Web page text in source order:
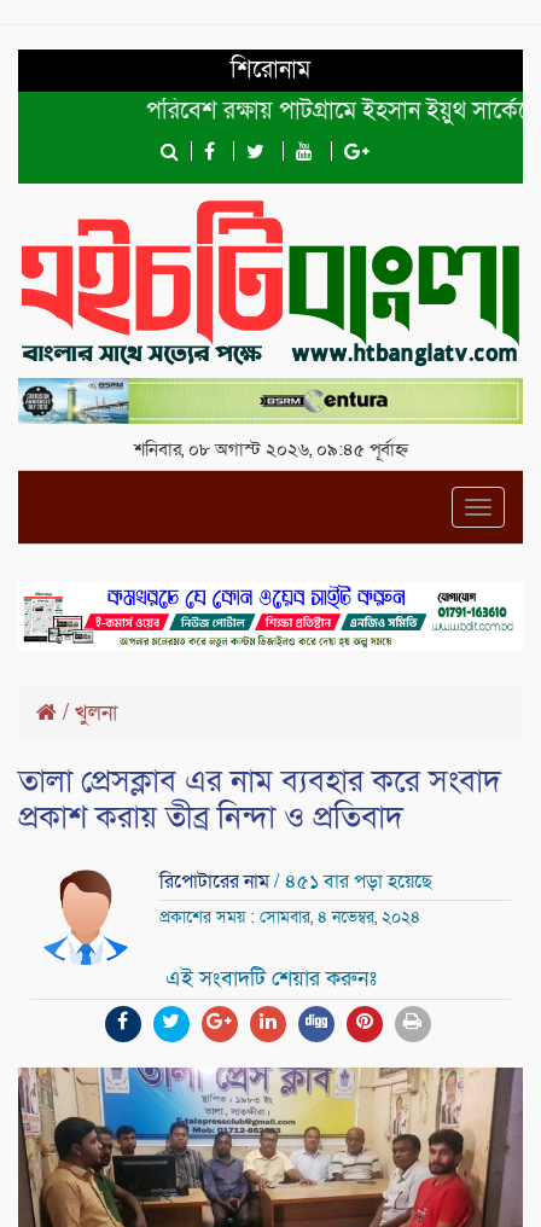
শিরোনাম
পরিবেশ রক্ষায় পাটগ্রামে ইহসান ইয়ুথ সার্কেলের
শনিবার, ০৮ অগাস্ট ২০২৬, ০৯:৪৫ পূর্বাহ্ন
/ খুলনা
তালা প্রেসক্লাব এর নাম ব্যবহার করে সংবাদ
প্রকাশ করায় তীব্র নিন্দা ও প্রতিবাদ
রিপোটারের নাম/ ৪৫১ বার পড়া হয়েছে
প্রকাশের সময় : সোমবার, ৪ নভেম্বর, ২০২৪
এই সংবাদটি শেয়ার করুনঃ